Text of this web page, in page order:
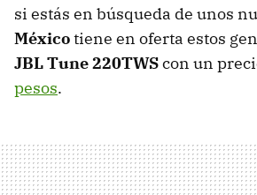
si estás en búsqueda de unos
Méxicotiene en oferta estos
JBL Tune 220TWScon un
pesos.